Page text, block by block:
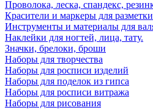
Проволока, леска, спандекс,
Красители и маркеры для
Инструменты и материалы для
Наклейки для ногтей, лица, тату.
Значки, брелоки, броши
Наборы для творчества
Наборы для росписи изделий
Наборы для поделок из гипса
Наборы для росписи витража
Наборы для рисования